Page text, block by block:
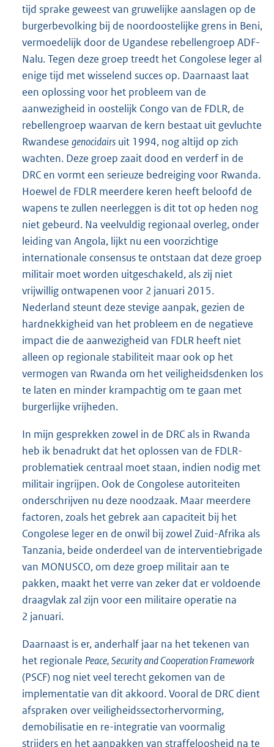
tijd sprake geweest van gruwelijke aanslagen op de
burgerbevolking bij de noordoostelijke grens in Beni,
vermoedelijk door de Ugandese rebellengroep ADF-
Nalu. Tegen deze groep treedt het Congolese leger al
enige tijd met wisselend succes op. Daarnaast laat
een oplossing voor het probleem van de
aanwezigheid in oostelijk Congo van de FDLR, de
rebellengroep waarvan de kern bestaat uit gevluchte
Rwandese genocidairs uit 1994, nog altijd op zich
wachten. Deze groep zaait dood en verderf in de
DRC en vormt een serieuze bedreiging voor Rwanda.
Hoewel de FDLR meerdere keren heeft beloofd de
wapens te zullen neerleggen is dit tot op heden nog
niet gebeurd. Na veelvuldig regionaal overleg, onder
leiding van Angola, lijkt nu een voorzichtige
internationale consensus te ontstaan dat deze groep
militair moet worden uitgeschakeld, als zij niet
vrijwillig ontwapenen voor 2 januari 2015.
Nederland steunt deze stevige aanpak, gezien de
hardnekkigheid van het probleem en de negatieve
impact die de aanwezigheid van FDLR heeft niet
alleen op regionale stabiliteit maar ook op het
vermogen van Rwanda om het veiligheidsdenken los
te laten en minder krampachtig om te gaan met
burgerlijke vrijheden.
In mijn gesprekken zowel in de DRC als in Rwanda
heb ik benadrukt dat het oplossen van de FDLR-
problematiek centraal moet staan, indien nodig met
militair ingrijpen. Ook de Congolese autoriteiten
onderschrijven nu deze noodzaak. Maar meerdere
factoren, zoals het gebrek aan capaciteit bij het
Congolese leger en de onwil bij zowel Zuid-Afrika als
Tanzania, beide onderdeel van de interventiebrigade
van MONUSCO, om deze groep militair aan te
pakken, maakt het verre van zeker dat er voldoende
draagvlak zal zijn voor een militaire operatie na
2 januari.
Daarnaast is er, anderhalf jaar na het tekenen van
het regionale Peace, Security and Cooperation Framework
(PSCF) nog niet veel terecht gekomen van de
implementatie van dit akkoord. Vooral de DRC dient
afspraken over veiligheidssectorhervorming,
demobilisatie en re-integratie van voormalig
strijders en het aanpakken van straffeloosheid na te